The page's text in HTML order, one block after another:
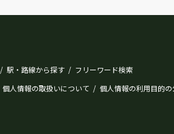
/ 駅・路線から探す / フリーワード検索
個人情報の取扱いについて / 個人情報の利用目的の